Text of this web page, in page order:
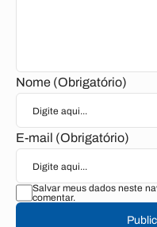
Nome (Obrigatório)
E-mail (Obrigatório)
Salvar meus dados neste
comentar.